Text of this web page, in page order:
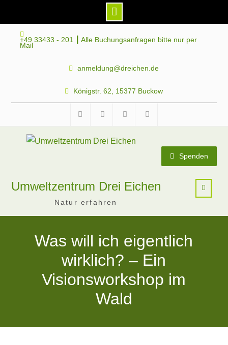
+49 33433 - 201 ┃ Alle Buchungsanfragen bitte nur per
Mail
anmeldung@dreichen.de
Königstr. 62, 15377 Buckow
Spenden
Umweltzentrum Drei Eichen
Natur erfahren
Was will ich eigentlich
wirklich? – Ein
Visionsworkshop im
Wald